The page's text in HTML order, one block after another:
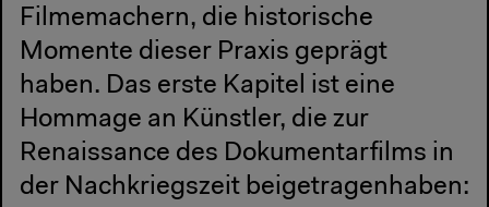
Filmemachern, die historische
Momente dieser Praxis geprägt
haben. Das erste Kapitel ist eine
Hommage an Künstler, die zur
Renaissance des Dokumentarfilms in
der Nachkriegszeit beigetragenhaben: